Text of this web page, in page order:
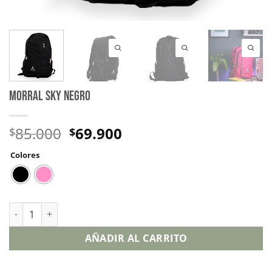
MORRAL SKY NEGRO
$85.000 $69.900
Colores
AÑADIR AL CARRITO